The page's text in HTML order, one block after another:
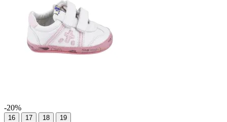
-20%
16 17 18 19